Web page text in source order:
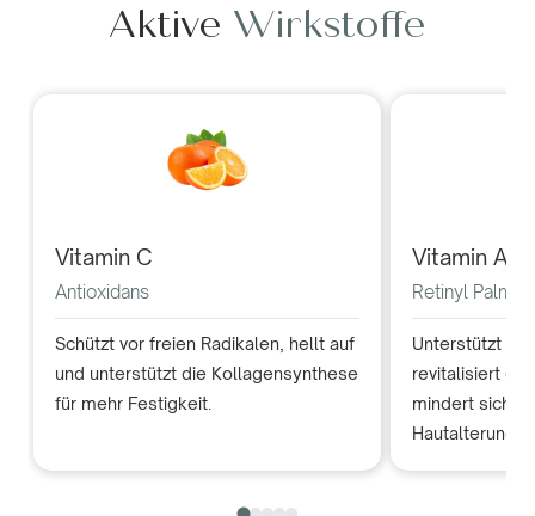
Aktive Wirkstoffe
Vitamin C
Antioxidans
Schützt vor freien Radikalen, hellt auf
und unterstützt die Kollagensynthese
für mehr Festigkeit.
Vitamin A
Retinyl
Unterstützt
revitalisiert
mindert
Hautalterung.